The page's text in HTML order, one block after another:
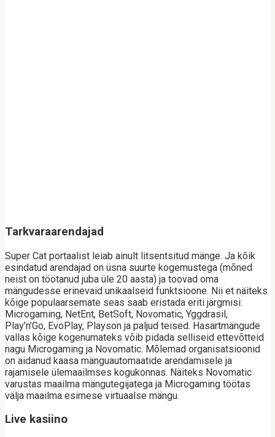
Tarkvaraarendajad
Super Cat portaalist leiab ainult litsentsitud mänge. Ja kõik
esindatud arendajad on üsna suurte kogemustega (mõned
neist on töötanud juba üle 20 aasta) ja toovad oma
mängudesse erinevaid unikaalseid funktsioone. Nii et näiteks
kõige populaarsemate seas saab eristada eriti järgmisi:
Microgaming, NetEnt, BetSoft, Novomatic, Yggdrasil,
Play’n’Go, EvoPlay, Playson ja paljud teised. Hasartmängude
vallas kõige kogenumateks võib pidada selliseid ettevõtteid
nagu Microgaming ja Novomatic. Mõlemad organisatsioonid
on aidanud kaasa mänguautomaatide arendamisele ja
rajamisele ülemaailmses kogukonnas. Näiteks Novomatic
varustas maailma mängutegijatega ja Microgaming töötas
välja maailma esimese virtuaalse mängu.
Live kasiino